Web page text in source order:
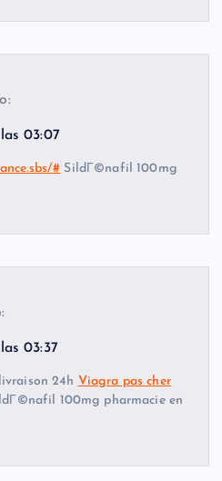
03:07
# SildГ©nafil 100mg
03:37
24h Viagra pas cher
100mg pharmacie en